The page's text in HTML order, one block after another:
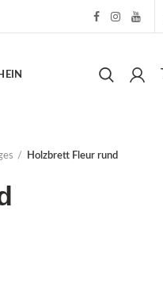
Holzbrett Fleur rund